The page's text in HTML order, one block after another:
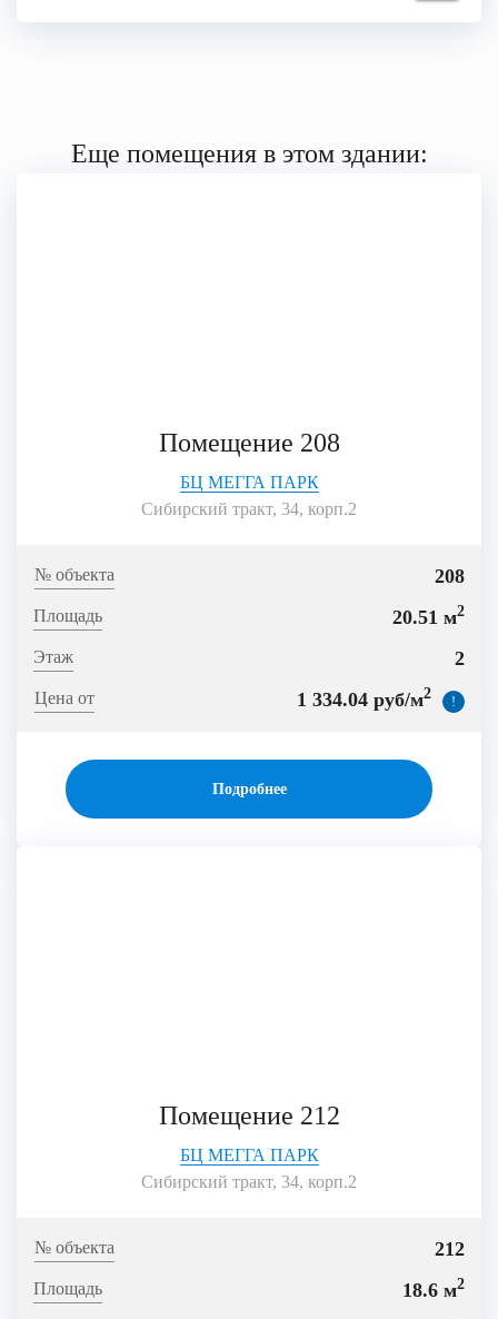
Еще помещения в этом здании:
Помещение 208
БЦ МЕГГА ПАРК
Сибирский тракт, 34, корп.2
208
20.51 м2
2
1 334.04 руб/м2 !
Подробнее
Помещение 212
БЦ МЕГГА ПАРК
Сибирский тракт, 34, корп.2
212
18.6 м2